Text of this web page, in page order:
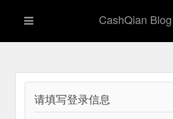
CashQian Blog
请填写登录信息